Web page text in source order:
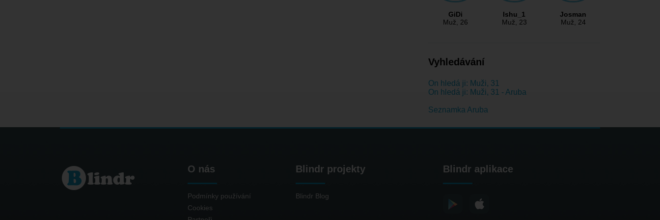
GiDi
Muž, 26
Ishu_1
Muž, 23
Josman
Muž, 24
Vyhledávání
On hledá ji: Muži, 31
On hledá ji: Muži, 31 - Aruba
Seznamka Aruba
O nás
Podmínky používání
Cookies
Blindr projekty
Blindr Blog
Blindr aplikace